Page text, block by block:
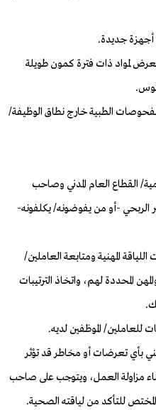
جديدة.
لمواد ذات فترة كمون طويلة
الطبية خارج نطاق الوظيفة/
القطاع العام المدني وصاحب
-أو من يفوضونه/ يكلفونه-
المهنية ومتابعة العاملين/
المحددة لهم، واتخاذ الترتيبات
بأي تعرضات أو مخاطر قد تؤثر
مزاولة العمل، ويتوجب على صاحب
للتأكد من لياقته الصحية.